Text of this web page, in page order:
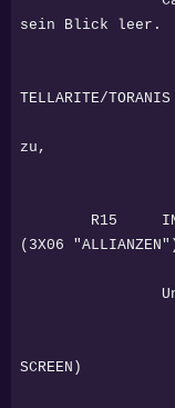
sein Blick leer.
TELLARITE/
Hören
zu,
R15 INT.
(3X06
Und
SCREEN)
Und